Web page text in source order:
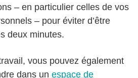
– en particulier celles de vos
– pour éviter d’être
deux minutes.
vous pouvez également
dans un espace de